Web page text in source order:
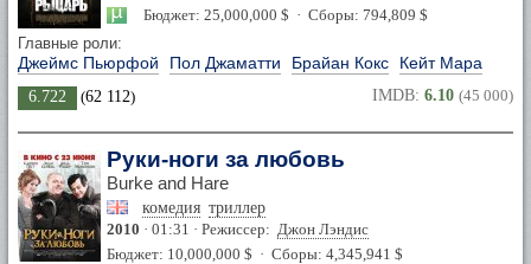
Бюджет: 25,000,000 $ · Сборы: 794,809 $
Главные роли:
Джеймс Пьюрфой Пол Джаматти Брайан Кокс Кейт Мара
6.722 (62 112) IMDB: 6.10 (45 000)
Руки-ноги за любовь
Burke and Hare
комедия триллер
2010 · 01:31 · Режиссер: Джон Лэндис
Бюджет: 10,000,000 $ · Сборы: 4,345,941 $